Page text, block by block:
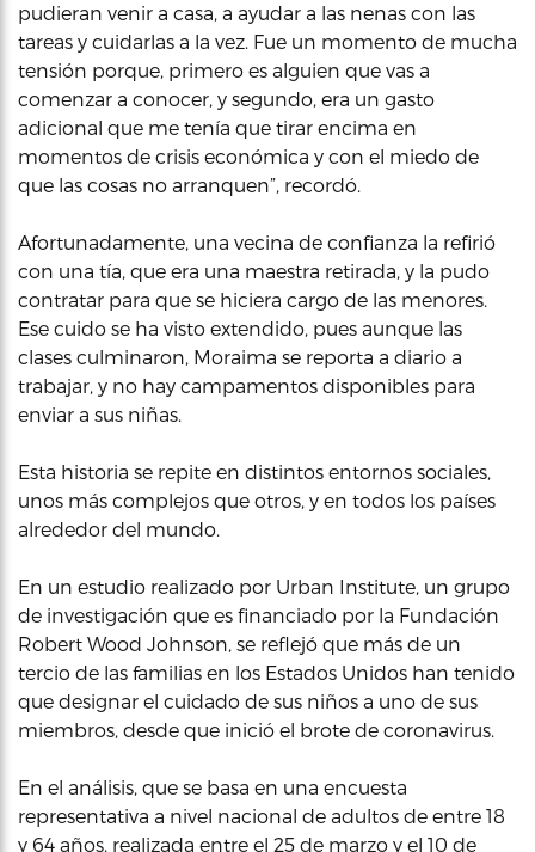
pudieran venir a casa, a ayudar a las nenas con las
tareas y cuidarlas a la vez. Fue un momento de mucha
tensión porque, primero es alguien que vas a
comenzar a conocer, y segundo, era un gasto
adicional que me tenía que tirar encima en
momentos de crisis económica y con el miedo de
que las cosas no arranquen”, recordó.
Afortunadamente, una vecina de confianza la refirió
con una tía, que era una maestra retirada, y la pudo
contratar para que se hiciera cargo de las menores.
Ese cuido se ha visto extendido, pues aunque las
clases culminaron, Moraima se reporta a diario a
trabajar, y no hay campamentos disponibles para
enviar a sus niñas.
Esta historia se repite en distintos entornos sociales,
unos más complejos que otros, y en todos los países
alrededor del mundo.
En un estudio realizado por Urban Institute, un grupo
de investigación que es financiado por la Fundación
Robert Wood Johnson, se reflejó que más de un
tercio de las familias en los Estados Unidos han tenido
que designar el cuidado de sus niños a uno de sus
miembros, desde que inició el brote de coronavirus.
En el análisis, que se basa en una encuesta
representativa a nivel nacional de adultos de entre 18
y 64 años, realizada entre el 25 de marzo y el 10 de